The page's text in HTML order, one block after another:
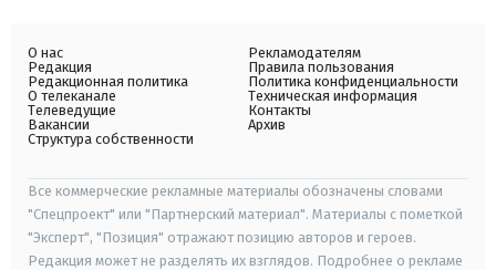
О нас
Редакция
Редакционная политика
О телеканале
Телеведущие
Вакансии
Структура собственности
Рекламодателям
Правила пользования
Политика конфиденциальности
Техническая информация
Контакты
Архив
Все коммерческие рекламные материалы обозначены словами
"Спецпроект" или "Партнерский материал". Материалы с пометкой
"Эксперт", "Позиция" отражают позицию авторов и героев.
Редакция может не разделять их взглядов. Подробнее о рекламе